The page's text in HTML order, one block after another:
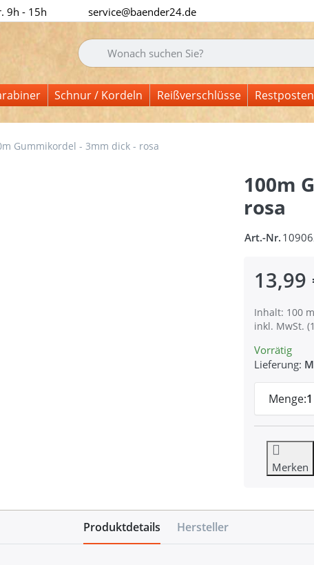
9h - 15h service@baender24.de
Geben Sie einen Suchbegriff ein. Während Sie
Schnur / Kordeln Reißverschlüsse Restposten
Gummikordel - 3mm dick - rosa
100m
rosa
Art.-Nr.
13,99
Inhalt: 100
inkl. MwSt.
Vorrätig
Lieferung:
Menge:1
Merken
Produktdetails Hersteller